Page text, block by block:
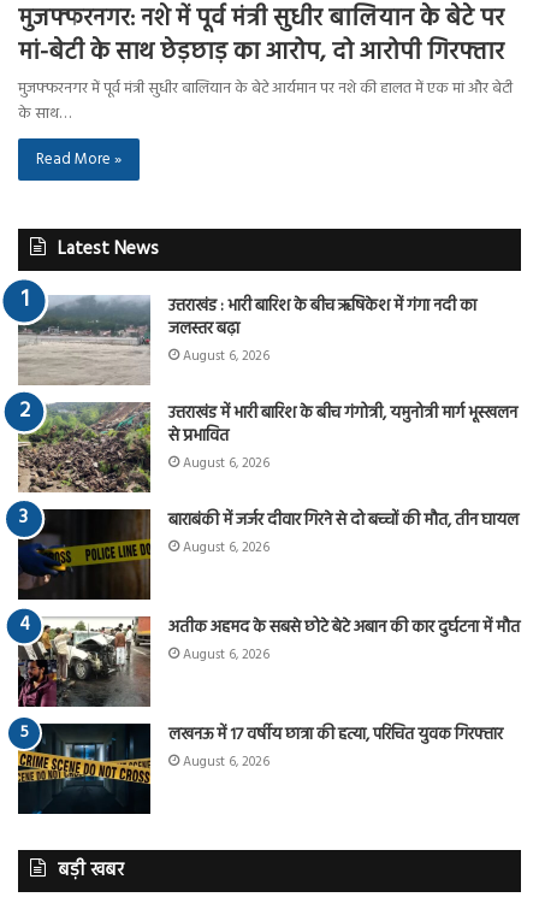
मुजफ्फरनगर: नशे में पूर्व मंत्री सुधीर बालियान के बेटे पर
मां-बेटी के साथ छेड़छाड़ का आरोप, दो आरोपी गिरफ्तार
मुजफ्फरनगर में पूर्व मंत्री सुधीर बालियान के बेटे आर्यमान पर नशे की हालत में एक मां और बेटी
के साथ…
Read More »
Latest News
उत्तराखंड : भारी बारिश के बीच ऋषिकेश में गंगा नदी का
जलस्तर बढ़ा
August 6, 2026
उत्तराखंड में भारी बारिश के बीच गंगोत्री, यमुनोत्री मार्ग भूस्खलन
से प्रभावित
August 6, 2026
बाराबंकी में जर्जर दीवार गिरने से दो बच्चों की मौत, तीन घायल
August 6, 2026
अतीक अहमद के सबसे छोटे बेटे अबान की कार दुर्घटना में मौत
August 6, 2026
लखनऊ में 17 वर्षीय छात्रा की हत्या, परिचित युवक गिरफ्तार
August 6, 2026
बड़ी खबर